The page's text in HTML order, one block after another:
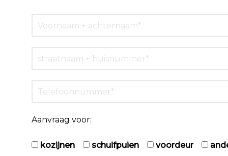
Aanvraag voor:
kozijnen schuifpuien voordeur